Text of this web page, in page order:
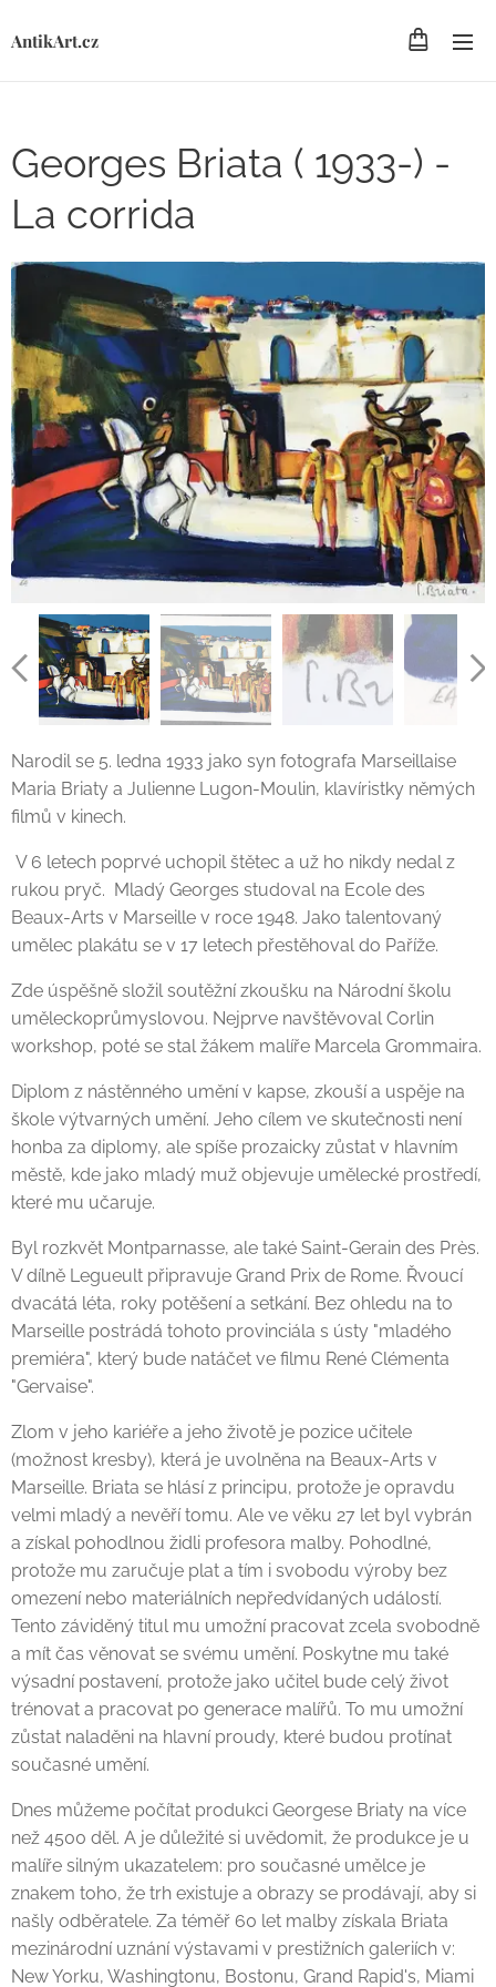
AntikArt.cz
Georges Briata ( 1933-) -
La corrida
Narodil se 5. ledna 1933 jako syn fotografa Marseillaise
Maria Briaty a Julienne Lugon-Moulin, klavíristky němých
filmů v kinech.
V 6 letech poprvé uchopil štětec a už ho nikdy nedal z
rukou pryč. Mladý Georges studoval na Ecole des
Beaux-Arts v Marseille v roce 1948. Jako talentovaný
umělec plakátu se v 17 letech přestěhoval do Paříže.
Zde úspěšně složil soutěžní zkoušku na Národní školu
uměleckoprůmyslovou. Nejprve navštěvoval Corlin
workshop, poté se stal žákem malíře Marcela Grommaira.
Diplom z nástěnného umění v kapse, zkouší a uspěje na
škole výtvarných umění. Jeho cílem ve skutečnosti není
honba za diplomy, ale spíše prozaicky zůstat v hlavním
městě, kde jako mladý muž objevuje umělecké prostředí,
které mu učaruje.
Byl rozkvět Montparnasse, ale také Saint-Gerain des Près.
V dílně Legueult připravuje Grand Prix de Rome. Řvoucí
dvacátá léta, roky potěšení a setkání. Bez ohledu na to
Marseille postrádá tohoto provinciála s ústy "mladého
premiéra", který bude natáčet ve filmu René Clémenta
"Gervaise".
Zlom v jeho kariéře a jeho životě je pozice učitele
(možnost kresby), která je uvolněna na Beaux-Arts v
Marseille. Briata se hlásí z principu, protože je opravdu
velmi mladý a nevěří tomu. Ale ve věku 27 let byl vybrán
a získal pohodlnou židli profesora malby. Pohodlné,
protože mu zaručuje plat a tím i svobodu výroby bez
omezení nebo materiálních nepředvídaných událostí.
Tento záviděný titul mu umožní pracovat zcela svobodně
a mít čas věnovat se svému umění. Poskytne mu také
výsadní postavení, protože jako učitel bude celý život
trénovat a pracovat po generace malířů. To mu umožní
zůstat naladěni na hlavní proudy, které budou protínat
současné umění.
Dnes můžeme počítat produkci Georgese Briaty na více
než 4500 děl. A je důležité si uvědomit, že produkce je u
malíře silným ukazatelem: pro současné umělce je
znakem toho, že trh existuje a obrazy se prodávají, aby si
našly odběratele. Za téměř 60 let malby získala Briata
mezinárodní uznání výstavami v prestižních galeriích v:
New Yorku, Washingtonu, Bostonu, Grand Rapid's, Miami